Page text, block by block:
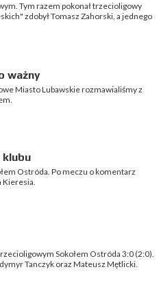
Tym razem pokonał trzecioligowy
zdobył Tomasz Zahorski, a jednego
ważny
Miasto Lubawskie rozmawialiśmy z
klubu
Ostróda. Po meczu o komentarz
Kieresia.
Sokołem Ostróda 3:0 (2:0).
Tanczyk oraz Mateusz Mętlicki.